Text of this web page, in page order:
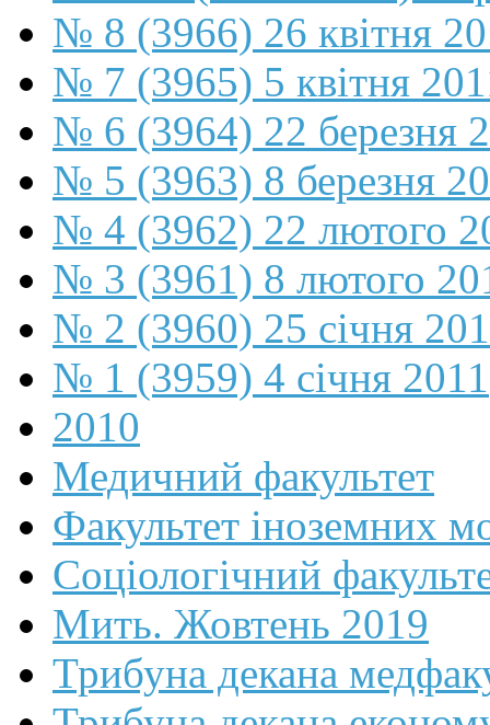
№ 8 (3966) 26 квітня
№ 7 (3965) 5 квітня
№ 6 (3964) 22 березня
№ 5 (3963) 8 березня
№ 4 (3962) 22 лютого
№ 3 (3961) 8 лютого
№ 2 (3960) 25 січня
№ 1 (3959) 4 січня 2011
2010
Медичний факультет
Факультет іноземних
Соціологічний
Мить. Жовтень 2019
Трибуна декана